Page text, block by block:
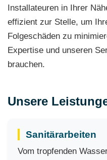
Installateuren in Ihrer
effizient zur Stelle, um
Folgeschäden zu
Expertise und unseren
brauchen.
Unsere
Sanitärarbeiten
Vom tropfenden